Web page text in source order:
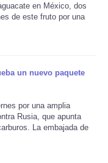
en México, dos
de este fruto por una
un nuevo paquete
por una amplia
Rusia, que apunta
La embajada de